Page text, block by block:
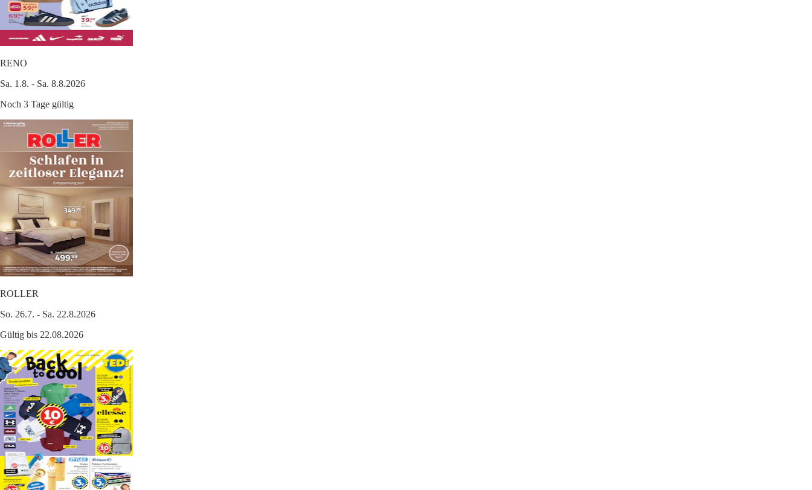
RENO
Sa. 1.8. - Sa. 8.8.2026
Noch 3 Tage gültig
ROLLER
So. 26.7. - Sa. 22.8.2026
Gültig bis 22.08.2026